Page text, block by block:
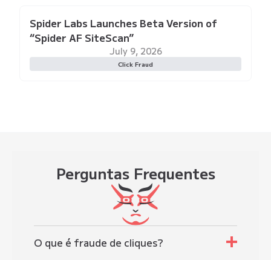
July 9, 2026
Click Fraud
Spider Labs Launches Beta Version of
“Spider AF SiteScan”
Perguntas Frequentes
O que é fraude de cliques?